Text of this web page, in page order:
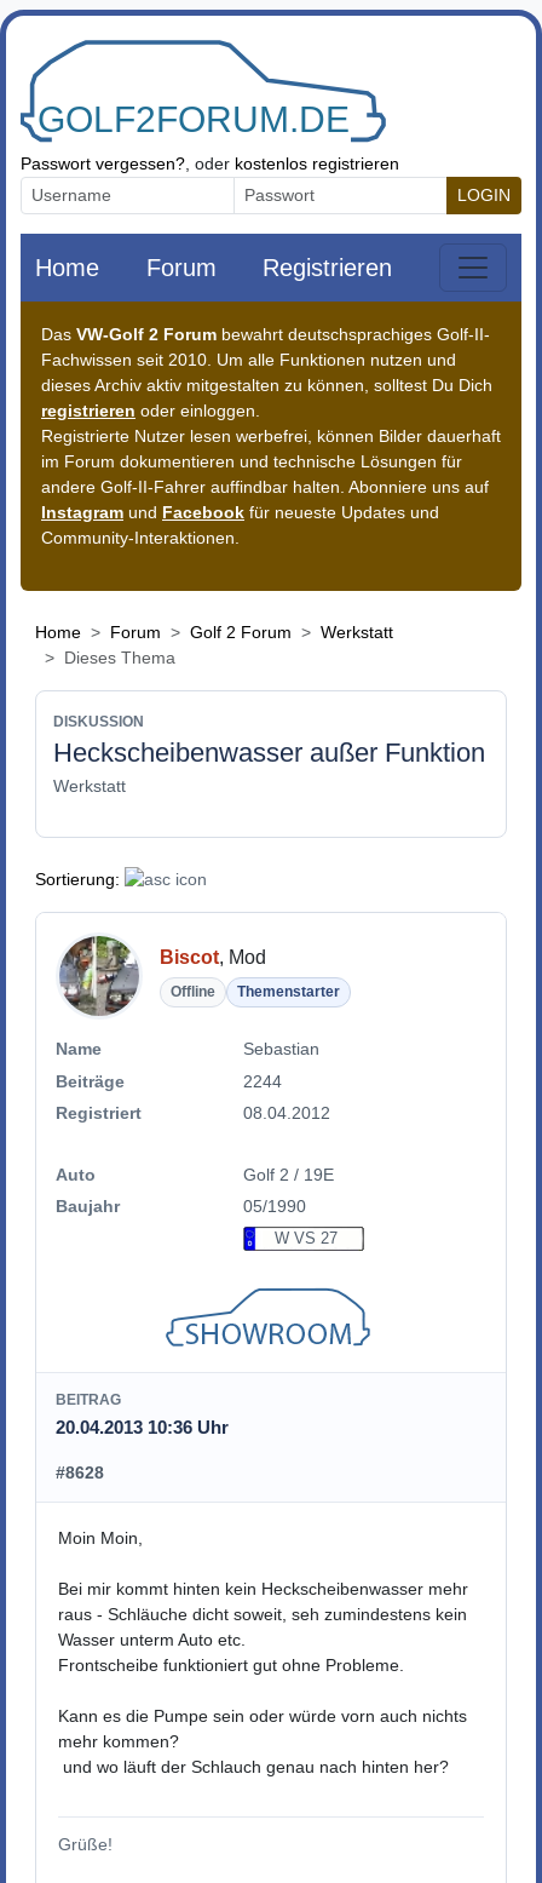
Zum Inhalt springen
Passwort vergessen? , oder kostenlos registrieren
LOGIN
Home Forum Registrieren
Das VW-Golf 2 Forum bewahrt deutschsprachiges Golf-II-
Fachwissen seit 2010. Um alle Funktionen nutzen und
dieses Archiv aktiv mitgestalten zu können, solltest Du Dich
registrieren oder einloggen.
Registrierte Nutzer lesen werbefrei, können Bilder dauerhaft
im Forum dokumentieren und technische Lösungen für
andere Golf-II-Fahrer auffindbar halten. Abonniere uns auf
Instagram und Facebook für neueste Updates und
Community-Interaktionen.
Home Forum Golf 2 Forum
Werkstatt
Dieses Thema
DISKUSSION
Heckscheibenwasser außer Funktion
Werkstatt
Sortierung:
Biscot, Mod
Offline Themenstarter
Name
Sebastian
Beiträge
2244
Registriert
08.04.2012
Auto
Golf 2 / 19E
Baujahr
05/1990
W VS 27
BEITRAG
20.04.2013 10:36 Uhr
#8628
Moin Moin,
Bei mir kommt hinten kein Heckscheibenwasser mehr
raus - Schläuche dicht soweit, seh zumindestens kein
Wasser unterm Auto etc.
Frontscheibe funktioniert gut ohne Probleme.
Kann es die Pumpe sein oder würde vorn auch nichts
mehr kommen?
und wo läuft der Schlauch genau nach hinten her?
Grüße!